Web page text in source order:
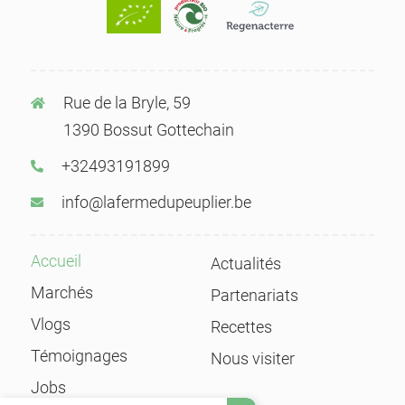
du grand public aux problématiques
environnementales et sociétales).
Rue de la Bryle, 59
1390 Bossut Gottechain
+32493191899
info@lafermedupeuplier.be
Accueil
Marchés
Vlogs
Témoignages
Jobs
Actualités
Partenariats
Recettes
Nous visiter